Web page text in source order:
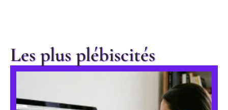
Les plus plébiscités